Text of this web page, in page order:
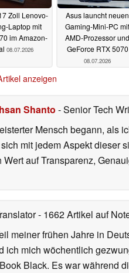
Zoll Lenovo-
Laptop mit
im Amazon-
08.07.2026
Asus launcht neuen
Gaming-Mini-PC mit
AMD-Prozessor und
GeForce RTX 5070
08.07.2026
anzeigen
Shanto - Senior Tech
Mensch begann, als
mit jedem Aspekt dieser
auf Transparenz,
- 1662 Artikel auf
meiner frühen Jahre in
ich mich wöchentlich
Black. Es war während